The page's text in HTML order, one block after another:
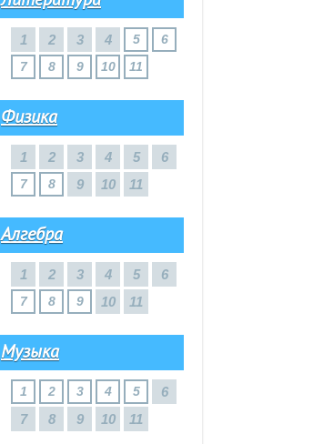
1 2 3 4 5
6
7
8 9 10 11
Физика
1 2 3 4 5 6
7 8 9 10 11
Алгебра
1 2 3 4 5 6
7 8 9 10 11
Музыка
1 2 3 4 5
6
7
8 9 10 11